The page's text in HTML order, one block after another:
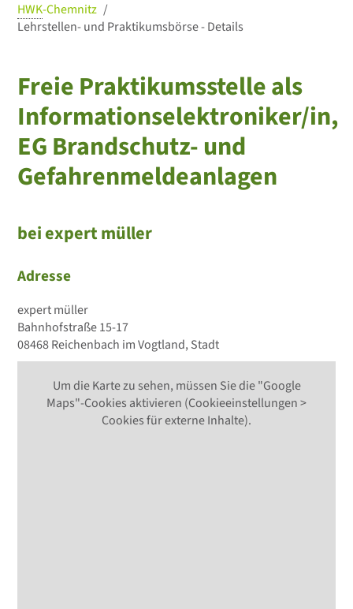
HWK-Chemnitz
Lehrstellen- und Praktikumsbörse - Details
Freie Praktikumsstelle als
Informationselektroniker/in,
EG Brandschutz- und
Gefahrenmeldeanlagen
bei expert müller
Adresse
expert müller
Bahnhofstraße 15-17
08468 Reichenbach im Vogtland, Stadt
Um die Karte zu sehen, müssen Sie die "Google
Maps"-Cookies aktivieren (Cookieeinstellungen >
Cookies für externe Inhalte).